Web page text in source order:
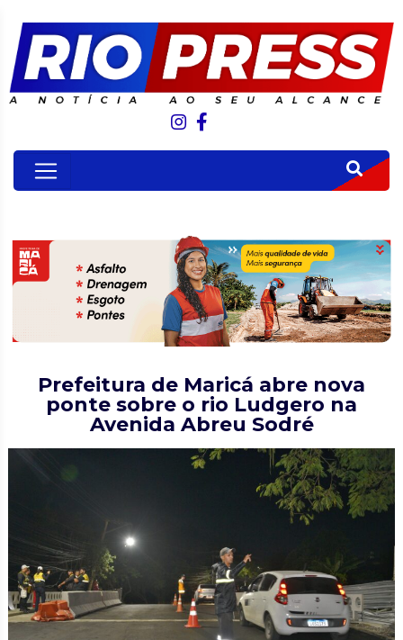
Prefeitura de Maricá abre nova
ponte sobre o rio Ludgero na
Avenida Abreu Sodré